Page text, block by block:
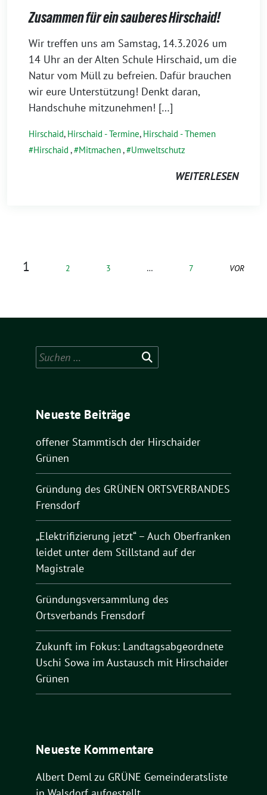
Zusammen für ein sauberes Hirschaid!
4.
März
2026
Wir treffen uns am Samstag, 14.3.2026 um
14 Uhr an der Alten Schule Hirschaid, um die
Natur vom Müll zu befreien. Dafür brauchen
wir eure Unterstützung! Denkt daran,
Handschuhe mitzunehmen! […]
Hirschaid, Hirschaid - Termine, Hirschaid - Themen
Hirschaid , Mitmachen, Umweltschutz
WEITERLESEN
1 2 3 … 7 VOR
Suchen
nach:
Neueste Beiträge
offener Stammtisch der Hirschaider
Grünen
Gründung des GRÜNEN ORTSVERBANDES
Frensdorf
„Elektrifizierung jetzt“ – Auch Oberfranken
leidet unter dem Stillstand auf der
Magistrale
Gründungsversammlung des
Ortsverbands Frensdorf
Zukunft im Fokus: Landtagsabgeordnete
Uschi Sowa im Austausch mit Hirschaider
Grünen
Neueste Kommentare
Albert Demlzu GRÜNE Gemeinderatsliste